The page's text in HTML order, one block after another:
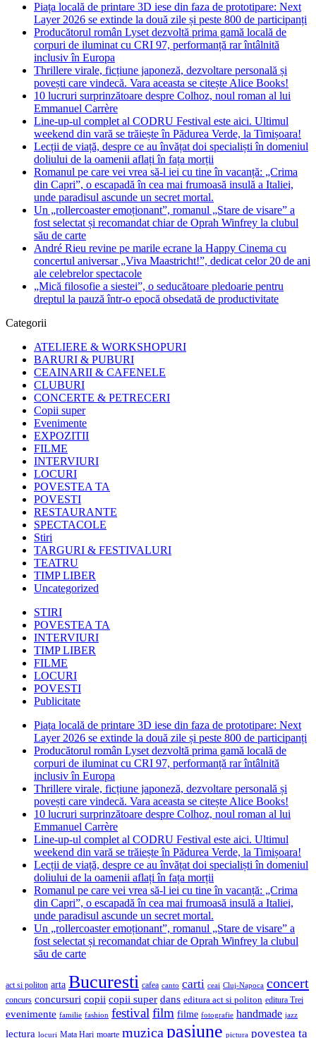
Piața locală de printare 3D iese din faza de prototipare: Next
Layer 2026 se extinde la două zile și peste 800 de participanți
Producătorul român Lyset dezvoltă prima gamă locală de
corpuri de iluminat cu CRI 97, performanță rar întâlnită
inclusiv în Europa
Thrillere virale, ficțiune japoneză, dezvoltare personală și
povești care vindecă. Vara aceasta se citește Alice Books!
10 lucruri surprinzătoare despre Colhoz, noul roman al lui
Emmanuel Carrère
Line-up-ul complet al CODRU Festival este aici. Ultimul
weekend din vară se trăiește în Pădurea Verde, la Timișoara!
Lecții de viață, despre ce au învățat doi specialiști în domeniul
doliului de la oamenii aflați în fața morții
Romanul pe care vei vrea să-l iei cu tine în vacanță: „Crima
din Capri”, o escapadă în cea mai frumoasă insulă a Italiei,
unde paradisul ascunde un secret mortal.
Un „rollercoaster emoționant”, romanul „Stare de visare” a
fost selectat și recomandat chiar de Oprah Winfrey la clubul
său de carte
André Rieu revine pe marile ecrane la Happy Cinema cu
concertul aniversar „Viva Maastricht!”, dedicat celor 20 de ani
ale celebrelor spectacole
„Mică filosofie a siestei”, o seducătoare pledoarie pentru
dreptul la pauză într-o epocă obsedată de productivitate
Categorii
ATELIERE & WORKSHOPURI
BARURI & PUBURI
CEAINARII & CAFENELE
CLUBURI
CONCERTE & PETRECERI
Copii super
Evenimente
EXPOZITII
FILME
INTERVIURI
LOCURI
POVESTEA TA
POVESTI
RESTAURANTE
SPECTACOLE
Stiri
TARGURI & FESTIVALURI
TEATRU
TIMP LIBER
Uncategorized
STIRI
POVESTEA TA
INTERVIURI
TIMP LIBER
FILME
LOCURI
POVESTI
Publicitate
Piața locală de printare 3D iese din faza de prototipare: Next
Layer 2026 se extinde la două zile și peste 800 de participanți
Producătorul român Lyset dezvoltă prima gamă locală de
corpuri de iluminat cu CRI 97, performanță rar întâlnită
inclusiv în Europa
Thrillere virale, ficțiune japoneză, dezvoltare personală și
povești care vindecă. Vara aceasta se citește Alice Books!
10 lucruri surprinzătoare despre Colhoz, noul roman al lui
Emmanuel Carrère
Line-up-ul complet al CODRU Festival este aici. Ultimul
weekend din vară se trăiește în Pădurea Verde, la Timișoara!
Lecții de viață, despre ce au învățat doi specialiști în domeniul
doliului de la oamenii aflați în fața morții
Romanul pe care vei vrea să-l iei cu tine în vacanță: „Crima
din Capri”, o escapadă în cea mai frumoasă insulă a Italiei,
unde paradisul ascunde un secret mortal.
Un „rollercoaster emoționant”, romanul „Stare de visare” a
fost selectat și recomandat chiar de Oprah Winfrey la clubul
său de carte
act si politon arta Bucuresti cafea canto carti ceai Cluj-Napoca concert
concurs concursuri copii copii super dans editura act si politon editura Trei
evenimente familie fashion festival film filme fotografie handmade jazz
lectura locuri Mata Hari moarte muzica pasiune pictura povestea ta